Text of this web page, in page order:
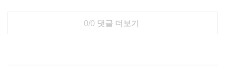
0/0 댓글 더보기